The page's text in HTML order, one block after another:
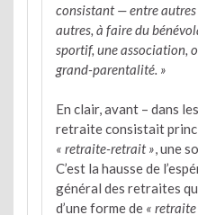
consistant — entre
autres, à faire du
sportif, une association,
grand-parentalité. »
En clair, avant – dans
retraite consistait
« retraite-retrait », une
C’est la hausse de
général des retraites
d’une forme de «